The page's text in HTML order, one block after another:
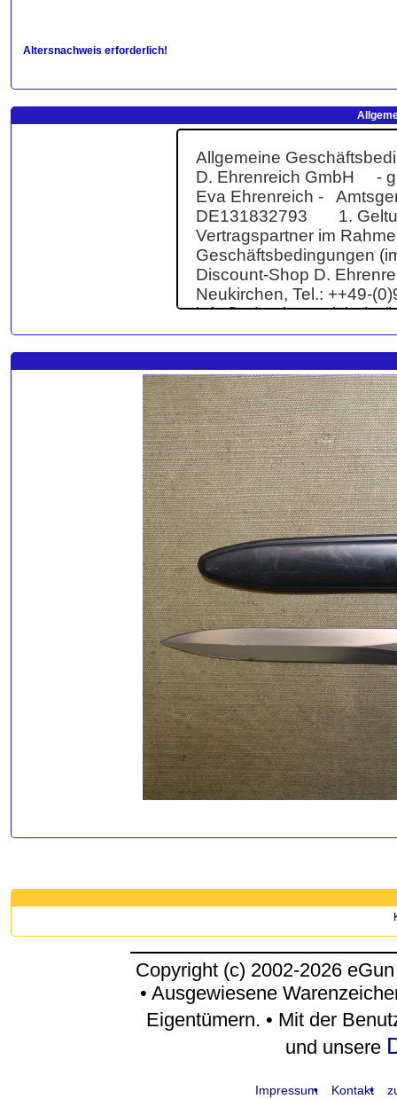
Altersnachweis erforderlich!
Copyright (c) 2002-2026
• Ausgewiesene
Eigentümern. • Mit der
und unsere
Impressum Kontakt